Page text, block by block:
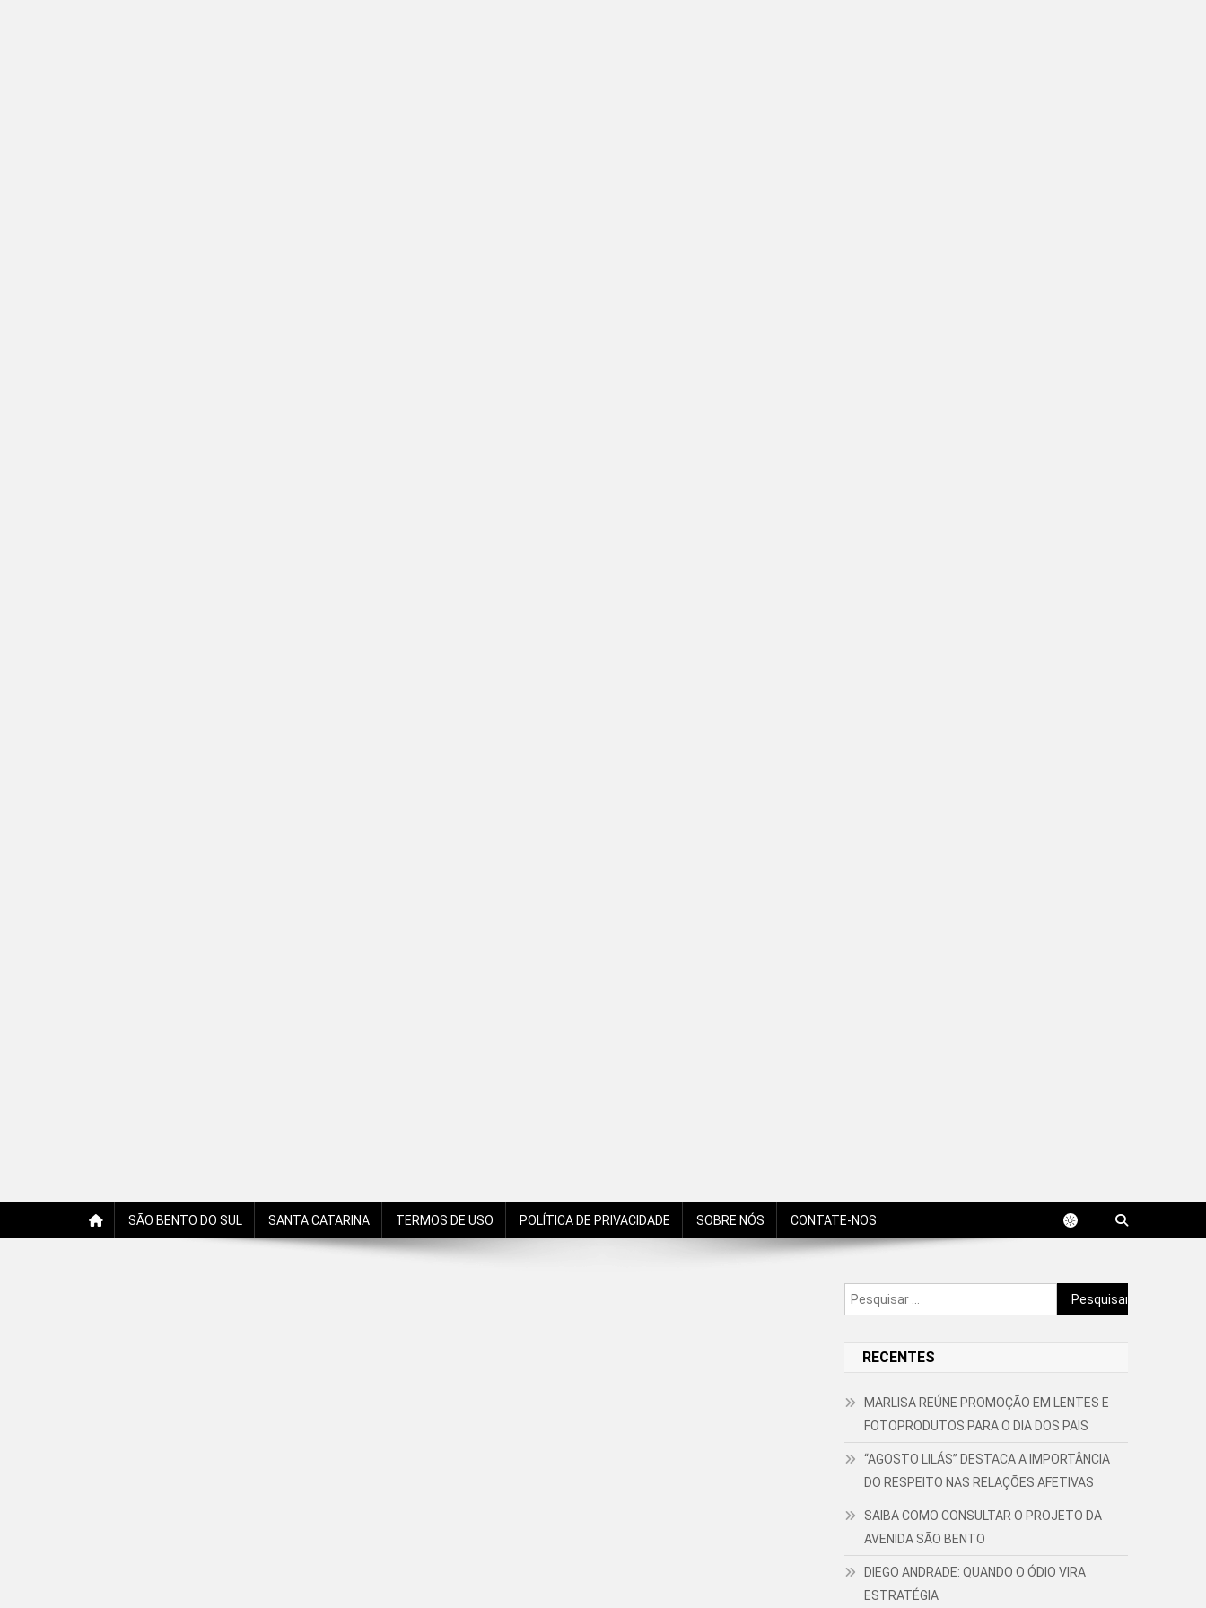
SÃO BENTO DO SUL SANTA CATARINA TERMOS DE USO POLÍTICA DE PRIVACIDADE SOBRE NÓS CONTATE-NOS
Pesquisar
por:
RECENTES
MARLISA REÚNE PROMOÇÃO EM LENTES E
FOTOPRODUTOS PARA O DIA DOS PAIS
“AGOSTO LILÁS” DESTACA A IMPORTÂNCIA
DO RESPEITO NAS RELAÇÕES AFETIVAS
SAIBA COMO CONSULTAR O PROJETO DA
AVENIDA SÃO BENTO
DIEGO ANDRADE: QUANDO O ÓDIO VIRA
ESTRATÉGIA